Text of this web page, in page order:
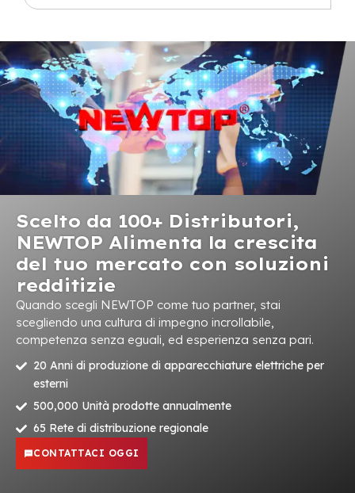
Scelto da 100+ Distributori,
NEWTOP Alimenta la crescita
del tuo mercato con soluzioni
redditizie
Quando scegli NEWTOP come tuo partner, stai
scegliendo una cultura di impegno incrollabile,
competenza senza eguali, ed esperienza senza pari.
20 Anni di produzione di apparecchiature elettriche per
esterni
500,000 Unità prodotte annualmente
65 Rete di distribuzione regionale
CONTATTACI OGGI